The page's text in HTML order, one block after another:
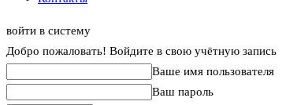
войти в систему
Добро пожаловать! Войдите в свою учётную запись
Ваше имя пользователя
Ваш пароль